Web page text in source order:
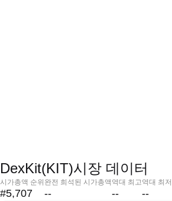
DexKit(KIT)시장 데이터
시가총액 순위
#5,707
완전 희석된 시가총액
--
역대 최고
--
역대 최저
--